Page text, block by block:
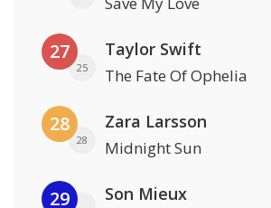
27
25
Taylor Swift
The Fate Of Ophelia
28
28
Zara Larsson
Midnight Sun
29 Son Mieux